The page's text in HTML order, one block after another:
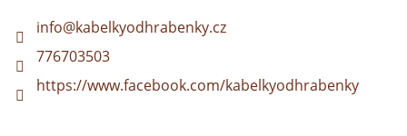
info@kabelkyodhrabenky.cz
776703503
https://www.facebook.com/kabelkyodhrabenky